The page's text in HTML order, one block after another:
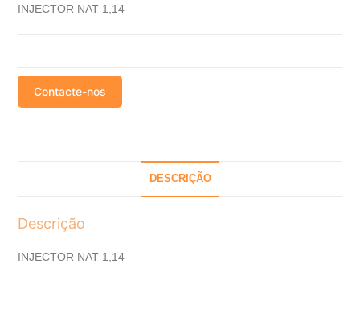
INJECTOR NAT 1,14
Contacte-nos
DESCRIÇÃO
Descrição
INJECTOR NAT 1,14